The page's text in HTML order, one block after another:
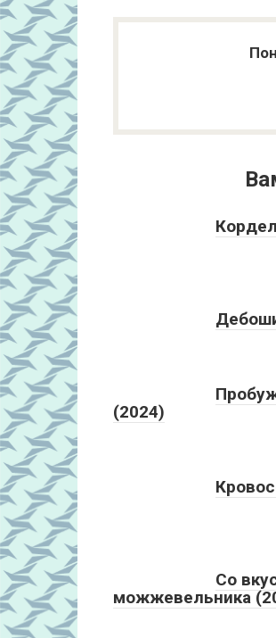
(2024)
Со
можжевельника